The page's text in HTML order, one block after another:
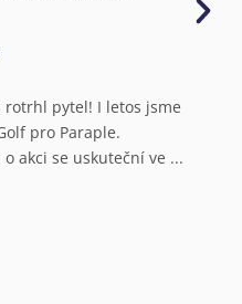
rotrhl pytel! I letos jsme
pro Paraple.
akci se uskuteční ve ...